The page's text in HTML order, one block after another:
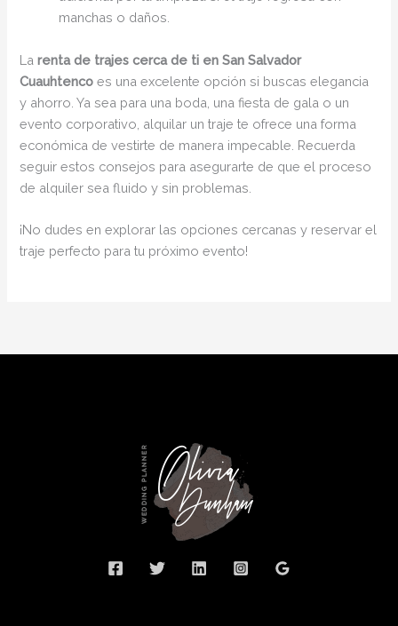
manchas o daños.
Larenta de trajes cerca de ti en San Salvador
Cuauhtenco es una excelente opción si buscas elegancia
y ahorro. Ya sea para una boda, una fiesta de gala o un
evento corporativo, alquilar un traje te ofrece una forma
económica de vestirte de manera impecable. Recuerda
seguir estos consejos para asegurarte de que el proceso
de alquiler sea fluido y sin problemas.
¡No dudes en explorar las opciones cercanas y reservar el
traje perfecto para tu próximo evento!